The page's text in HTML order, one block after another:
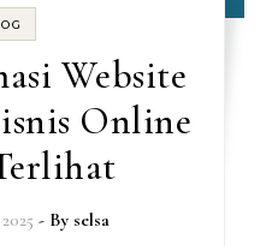
Website
Online
- By selsa